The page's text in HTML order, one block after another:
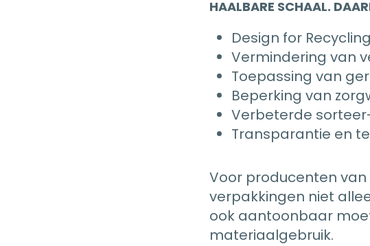
HAALBARE SCHAAL.
Design for
Vermindering van
Toepassing van
Beperking van
Verbeterde
Transparantie en
Voor producenten
verpakkingen niet
ook aantoonbaar
materiaalgebruik.